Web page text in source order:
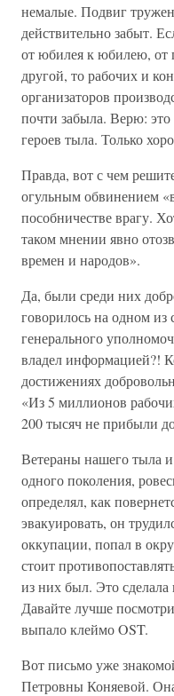
немалые. Подвиг
действительно забыт.
от юбилея к юбилею,
другой, то рабочих и
организаторов
почти забыла. Верю:
героев тыла. Только
Правда, вот с чем
огульным обвинением
пособничестве врагу.
таком мнении явно
времен и народов».
Да, были среди них
говорилось на одном
генерального
владел информацией?!
достижениях
«Из 5 миллионов
200 тысяч не прибыли
Ветераны нашего тыла
одного поколения,
определял, как
эвакуировать, он
оккупации, попал в
стоит
из них был. Это сделала
Давайте лучше
выпало клеймо OST.
Вот письмо уже
Петровны Коняевой.